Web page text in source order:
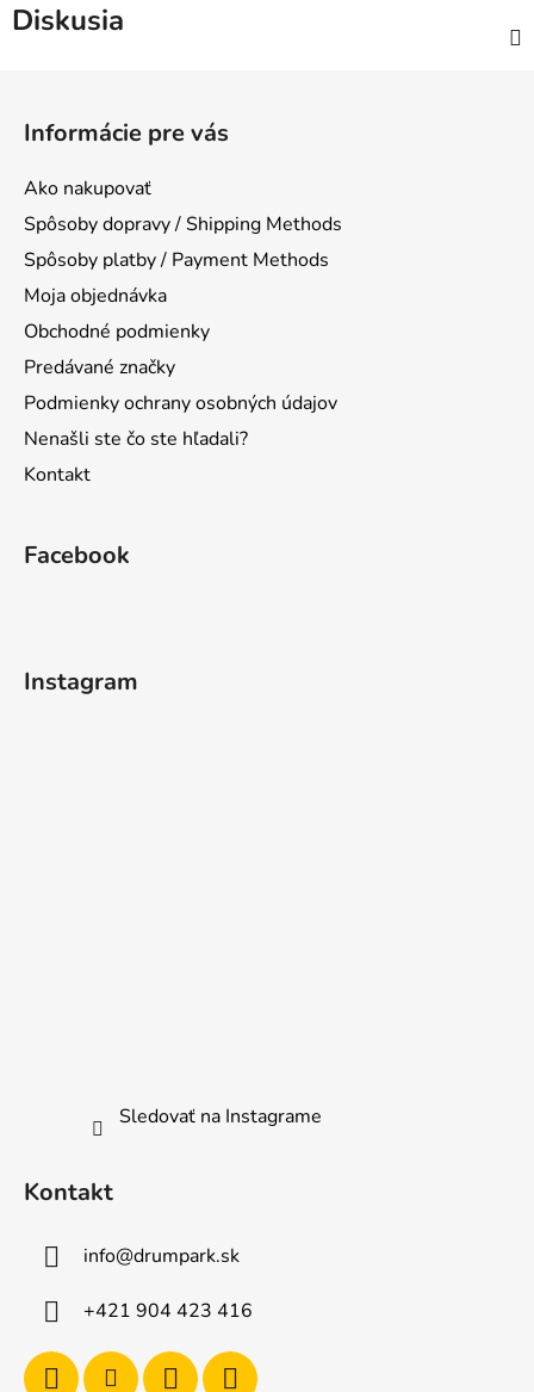
Diskusia
Informácie pre vás
Ako nakupovať
Spôsoby dopravy / Shipping Methods
Spôsoby platby / Payment Methods
Moja objednávka
Obchodné podmienky
Predávané značky
Podmienky ochrany osobných údajov
Nenašli ste čo ste hľadali?
Kontakt
Facebook
Instagram
Sledovať na Instagrame
Kontakt
info@drumpark.sk
+421 904 423 416